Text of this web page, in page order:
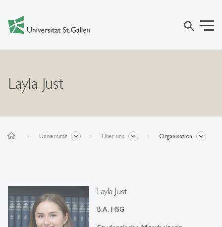
search
Layla Just
home Universität Über uns Organisation
Layla Just
B.A. HSG